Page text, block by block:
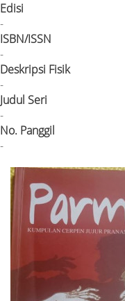
Edisi
-
ISBN/ISSN
-
Deskripsi Fisik
-
Judul Seri
-
No. Panggil
-